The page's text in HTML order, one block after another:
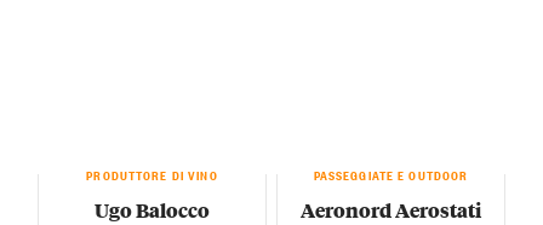
PRODUTTORE DI VINO
Ugo Balocco
PASSEGGIATE E OUTDOOR
Aeronord Aerostati